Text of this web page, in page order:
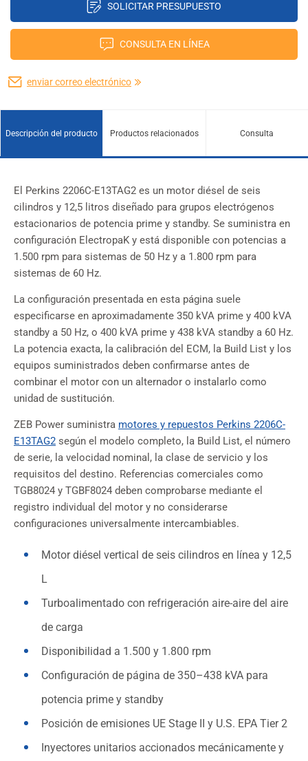
SOLICITAR PRESUPUESTO
CONSULTA EN LÍNEA
enviar correo electrónico
Descripción del producto Productos relacionados Consulta
El Perkins 2206C-E13TAG2 es un motor diésel de seis
cilindros y 12,5 litros diseñado para grupos electrógenos
estacionarios de potencia prime y standby. Se suministra en
configuración ElectropaK y está disponible con potencias a
1.500 rpm para sistemas de 50 Hz y a 1.800 rpm para
sistemas de 60 Hz.
La configuración presentada en esta página suele
especificarse en aproximadamente 350 kVA prime y 400 kVA
standby a 50 Hz, o 400 kVA prime y 438 kVA standby a 60 Hz.
La potencia exacta, la calibración del ECM, la Build List y los
equipos suministrados deben confirmarse antes de
combinar el motor con un alternador o instalarlo como
unidad de sustitución.
ZEB Power suministra motores y repuestos Perkins 2206C-
E13TAG2 según el modelo completo, la Build List, el número
de serie, la velocidad nominal, la clase de servicio y los
requisitos del destino. Referencias comerciales como
TGB8024 y TGBF8024 deben comprobarse mediante el
registro individual del motor y no considerarse
configuraciones universalmente intercambiables.
Motor diésel vertical de seis cilindros en línea y 12,5
L
Turboalimentado con refrigeración aire-aire del aire
de carga
Disponibilidad a 1.500 y 1.800 rpm
Configuración de página de 350–438 kVA para
potencia prime y standby
Posición de emisiones UE Stage II y U.S. EPA Tier 2
Inyectores unitarios accionados mecánicamente y